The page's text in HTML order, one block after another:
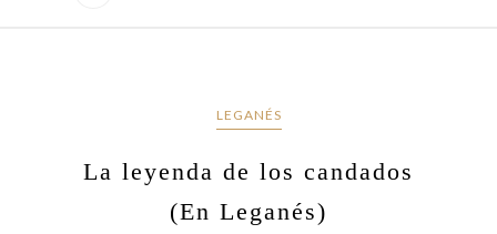
LEGANÉS
La leyenda de los candados
(En Leganés)